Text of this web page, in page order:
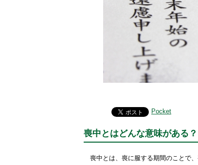
Pocket
喪中とはどんな意味がある？
喪中とは、喪に服する期間のことで